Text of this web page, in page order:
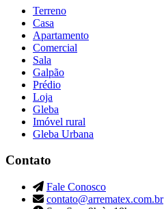
Terreno
Casa
Apartamento
Comercial
Sala
Galpão
Prédio
Loja
Gleba
Imóvel rural
Gleba Urbana
Contato
Fale Conosco
contato@arrematex.com.br